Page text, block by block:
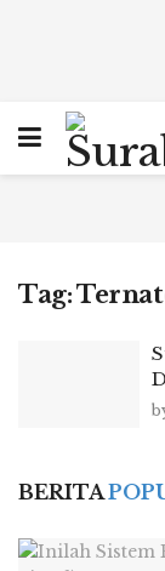
Tag:
BERITA